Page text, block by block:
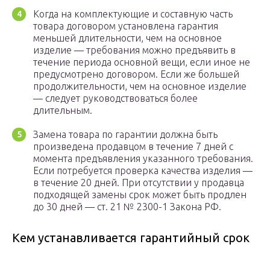
Когда на комплектующие и составную часть
товара договором установлена гарантия
меньшей длительности, чем на основное
изделие — требования можно предъявить в
течение периода основной вещи, если иное не
предусмотрено договором. Если же большей
продолжительности, чем на основное изделие
— следует руководствоваться более
длительным.
Замена товара по гарантии должна быть
произведена продавцом в течение 7 дней с
момента предъявления указанного требования.
Если потребуется проверка качества изделия —
в течение 20 дней. При отсутствии у продавца
подходящей замены срок может быть продлен
до 30 дней — ст. 21 № 2300-1 Закона РФ.
Кем устанавливается гарантийный срок